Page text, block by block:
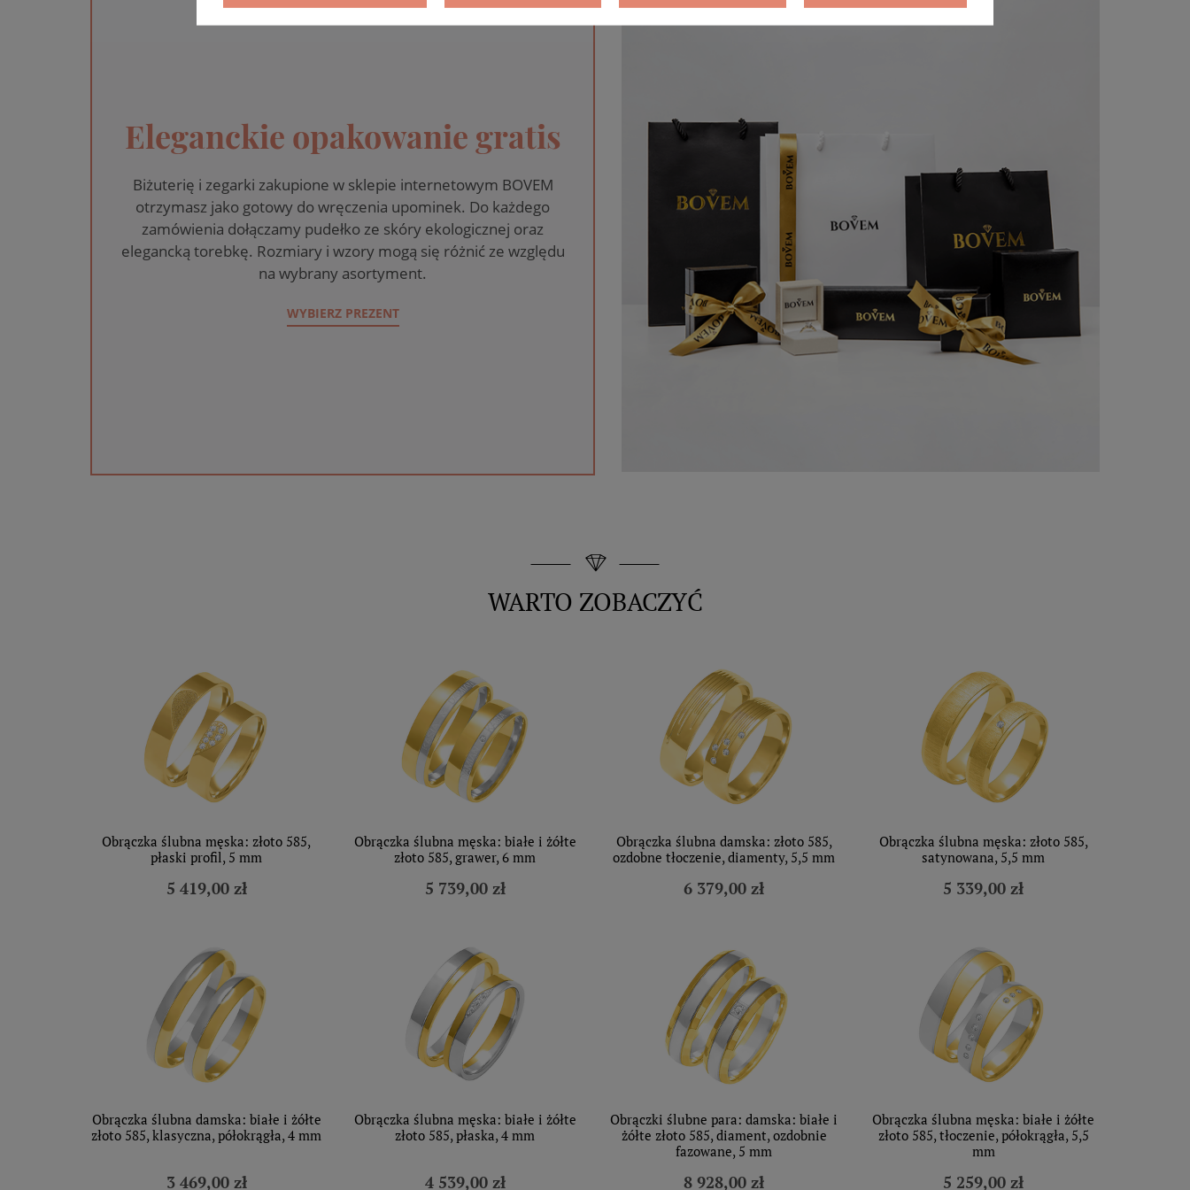
Eleganckie opakowanie gratis
Biżuterię i zegarki zakupione w sklepie internetowym BOVEM
otrzymasz jako gotowy do wręczenia upominek. Do każdego
zamówienia dołączamy pudełko ze skóry ekologicznej oraz
elegancką torebkę. Rozmiary i wzory mogą się różnić ze względu
na wybrany asortyment.
WYBIERZ PREZENT
WARTO ZOBACZYĆ
Obrączka ślubna męska: złoto 585,
płaski profil, 5 mm
5 419,00 zł
Obrączka ślubna męska: białe i żółte
złoto 585, grawer, 6 mm
5 739,00 zł
Obrączka ślubna damska: złoto 585,
ozdobne tłoczenie, diamenty, 5,5 mm
6 379,00 zł
Obrączka ślubna męska: złoto 585,
satynowana, 5,5 mm
5 339,00 zł
Obrączka ślubna damska: białe i żółte
złoto 585, klasyczna, półokrągła, 4 mm
3 469,00 zł
Obrączka ślubna męska: białe i żółte
złoto 585, płaska, 4 mm
4 539,00 zł
Obrączki ślubne para: damska: białe i
żółte złoto 585, diament, ozdobnie
fazowane, 5 mm
8 928,00 zł
Obrączka ślubna męska: białe i żółte
złoto 585, tłoczenie, półokrągła, 5,5
mm
5 259,00 zł